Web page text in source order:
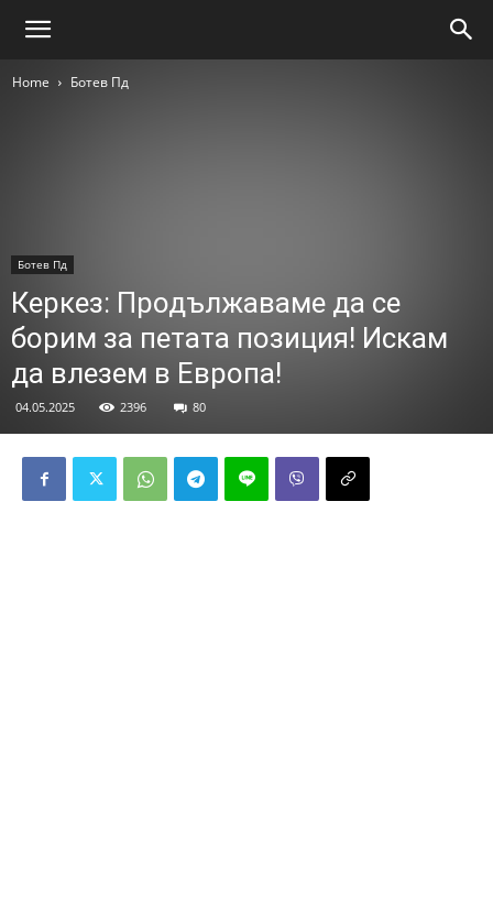
Home Ботев Пд
Ботев Пд
Керкез: Продължаваме да се
борим за петата позиция! Искам
да влезем в Европа!
04.05.2025 2396 80